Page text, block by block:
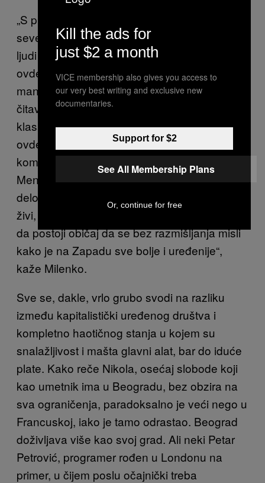
„S prethodnim bendom sam išao na
severnoameričku turneju i video sam gomile
ljudi koji žive mnogo bednije nego što se
ovde misli. Čak bednije od mnogih ovde, s
manje slobode. Rade u užasnim uslovima,
čitavi gradovi nestaju i raslojenost među
klasama i krajevima zemlje je veća nego
ovde. Samo u Njujorku nije svejedno u kojem
komšiluku živiš. Ljudi prvo pomisle na
Menhetn, naravno, a ne na te siromašnije
delove grada. Ne sporim da se ovde teško
živi, i to naročito van Beograda, ali mi se čini
da postoji običaj da se bez razmišljanja misli
kako je na Zapadu sve bolje i uređenije“,
kaže Milenko.
Sve se, dakle, vrlo grubo svodi na razliku
između kapitalistički uređenog društva i
kompletno haotičnog stanja u kojem su
snalažljivost i mašta glavni alat, bar do iduće
plate. Kako reče Nikola, osećaj slobode koji
kao umetnik ima u Beogradu, bez obzira na
sva ograničenja, paradoksalno je veći nego u
Francuskoj, iako je tamo odrastao. Beograd
doživljava više kao svoj grad. Ali neki Petar
Petrović, programer rođen u Londonu na
primer, u čijem poslu očajnički treba
Kill the ads for
just $2 a month
VICE membership also gives you access to
our very best writing and exclusive new
documentaries.
Support for $2
See All Membership Plans
Or, continue for free